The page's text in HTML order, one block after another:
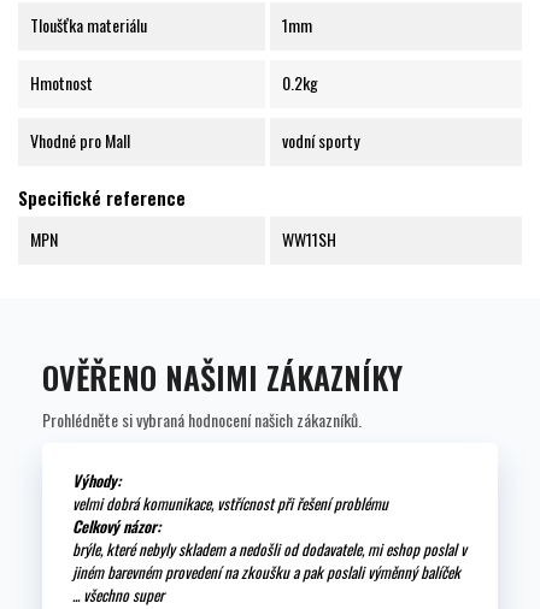
Tloušťka materiálu 1mm
Hmotnost 0.2kg
Vhodné pro Mall vodní sporty
Specifické reference
MPN WW11SH
OVĚŘENO NAŠIMI ZÁKAZNÍKY
Prohlédněte si vybraná hodnocení našich zákazníků.
Výhody:
velmi dobrá komunikace, vstřícnost při řešení problému
Celkový názor:
brýle, které nebyly skladem a nedošli od dodavatele, mi eshop poslal v
jiném barevném provedení na zkoušku a pak poslali výměnný balíček
... všechno super